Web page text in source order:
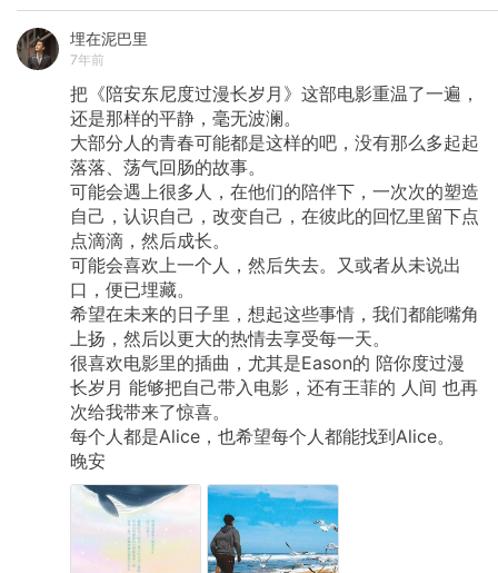
埋在泥巴里
7年前
把《陪安东尼度过漫长岁月》这部电影重温了一遍，
还是那样的平静，毫无波澜。
大部分人的青春可能都是这样的吧，没有那么多起起
落落、荡气回肠的故事。
可能会遇上很多人，在他们的陪伴下，一次次的塑造
自己，认识自己，改变自己，在彼此的回忆里留下点
点滴滴，然后成长。
可能会喜欢上一个人，然后失去。又或者从未说出
口，便已埋藏。
希望在未来的日子里，想起这些事情，我们都能嘴角
上扬，然后以更大的热情去享受每一天。
很喜欢电影里的插曲，尤其是Eason的 陪你度过漫
长岁月 能够把自己带入电影，还有王菲的 人间 也再
次给我带来了惊喜。
每个人都是Alice，也希望每个人都能找到Alice。
晚安